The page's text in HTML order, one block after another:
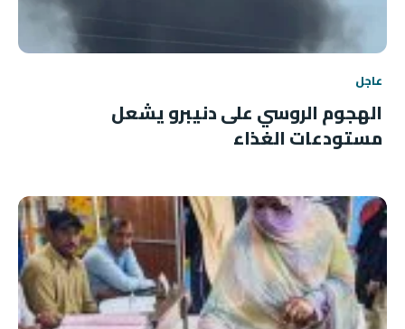
عاجل
الهجوم الروسي على دنيبرو يشعل
مستودعات الغذاء